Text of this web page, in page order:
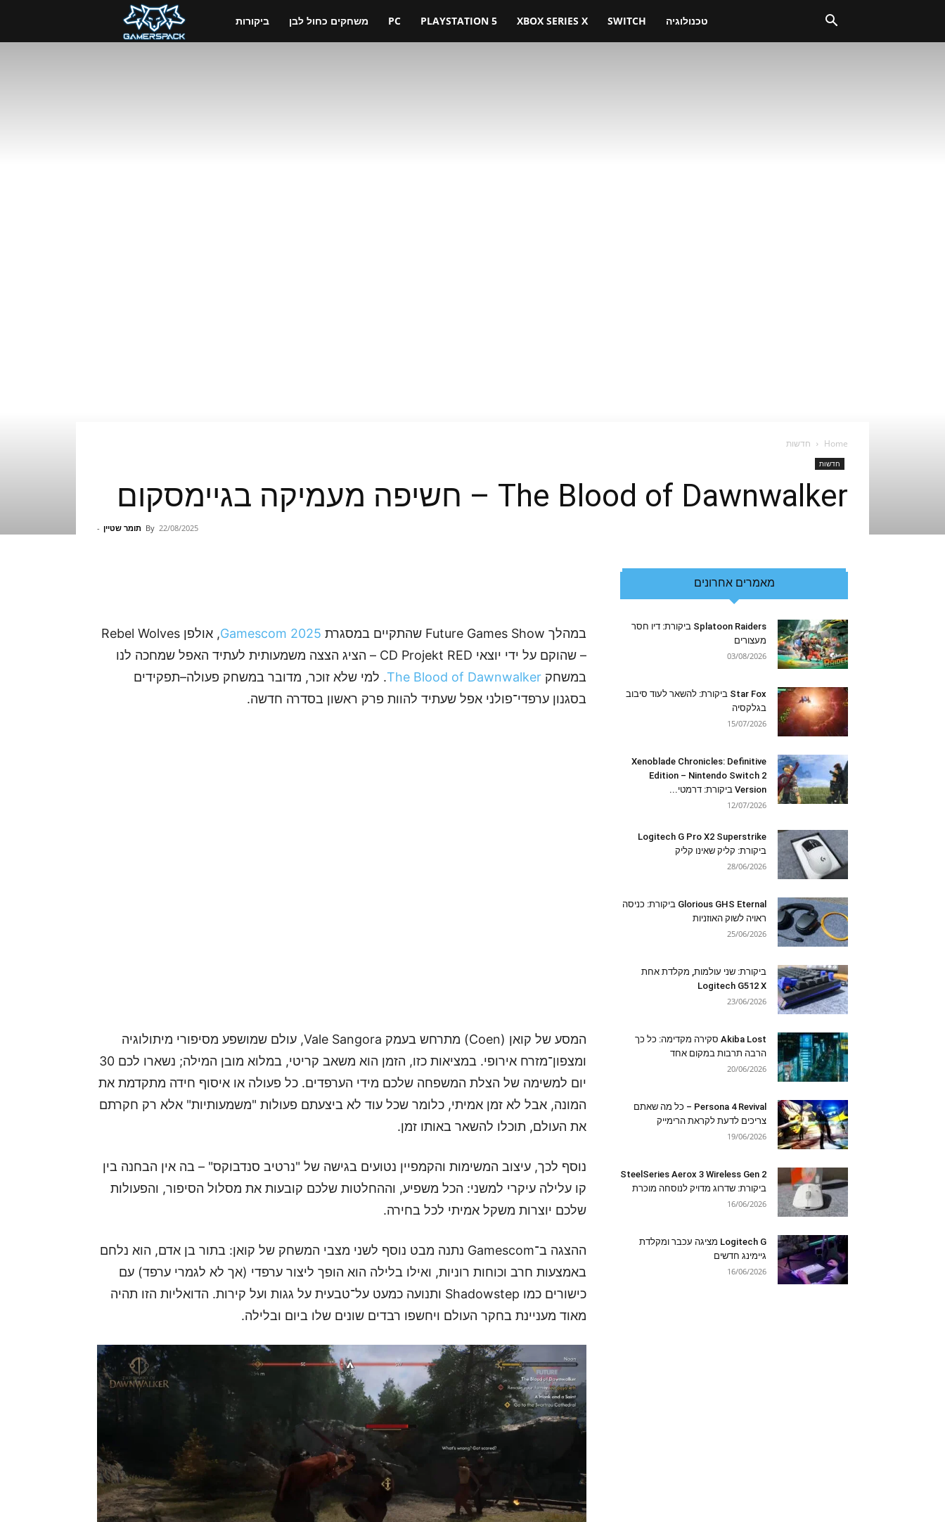
ביקורות משחקים כחול לבן PC PLAYSTATION 5 XBOX SERIES X SWITCH טכנולוגיה
Home חדשות
חדשות
The Blood of Dawnwalker – חשיפה מעמיקה בגיימסקום
By תומר שטיין - 22/08/2025
במהלך Future Games Show שהתקיים במסגרת Gamescom 2025
, אולפן Rebel Wolves
– שהוקם על ידי יוצאי CD Projekt RED – הציג הצצה משמעותית לעתיד האפל שמחכה לנו
במשחק The Blood of Dawnwalker. למי שלא זוכר, מדובר במשחק פעולה–תפקידים
בסגנון ערפדי־פולני אפל שעתיד להוות פרק ראשון בסדרה חדשה.
המסע של קואן (Coen) מתרחש בעמק Vale Sangora, עולם שמושפע מסיפורי מיתולוגיה
ומצפון־מזרח אירופי. במציאות כזו, הזמן הוא משאב קריטי, במלוא מובן המילה; נשארו לכם 30
יום למשימה של הצלת המשפחה שלכם מידי הערפדים. כל פעולה או איסוף חידה מתקדמת את
המונה, אבל לא זמן אמיתי, כלומר שכל עוד לא ביצעתם פעולות "משמעותיות" אלא רק חקרתם
את העולם, תוכלו להשאר באותו זמן.
נוסף לכך, עיצוב המשימות והקמפיין נטועים בגישה של "נרטיב סנדבוקס" – בה אין הבחנה בין
קו עלילה עיקרי למשני: הכל משפיע, וההחלטות שלכם קובעות את מסלול הסיפור, והפעולות
שלכם יוצרות משקל אמיתי לכל בחירה.
ההצגה ב־Gamescom נתנה מבט נוסף לשני מצבי המשחק של קואן: בתור בן אדם, הוא נלחם
באמצעות חרב וכוחות רוניות, ואילו בלילה הוא הופך ליצור ערפדי (אך לא לגמרי ערפד) עם
כישורים כמו Shadowstep ותנועה כמעט על־טבעית על גגות ועל קירות. הדואליות הזו תהיה
מאוד מעניינת בחקר העולם ויחשפו רבדים שונים שלו ביום ובלילה.
מאמרים אחרונים
Splatoon Raiders ביקורת: דיו חסר
מעצורים
03/08/2026
Star Fox ביקורת: להשאר לעוד סיבוב
בגלקסיה
15/07/2026
Xenoblade Chronicles: Definitive
Edition – Nintendo Switch 2
Version ביקורת: דרמטי...
12/07/2026
Logitech G Pro X2 Superstrike
ביקורת: קליק שאינו קליק
28/06/2026
Glorious GHS Eternal ביקורת: כניסה
ראויה לשוק האוזניות
25/06/2026
ביקורת: שני עולמות, מקלדת אחת
Logitech G512 X
23/06/2026
Akiba Lost סקירה מקדימה: כל כך
הרבה תרבות במקום אחד
20/06/2026
Persona 4 Revival – כל מה שאתם
צריכים לדעת לקראת הרימייק
19/06/2026
SteelSeries Aerox 3 Wireless Gen 2
ביקורת: שדרוג מדויק לנוסחה מוכרת
16/06/2026
Logitech G מציגה עכבר ומקלדת
גיימינג חדשים
16/06/2026